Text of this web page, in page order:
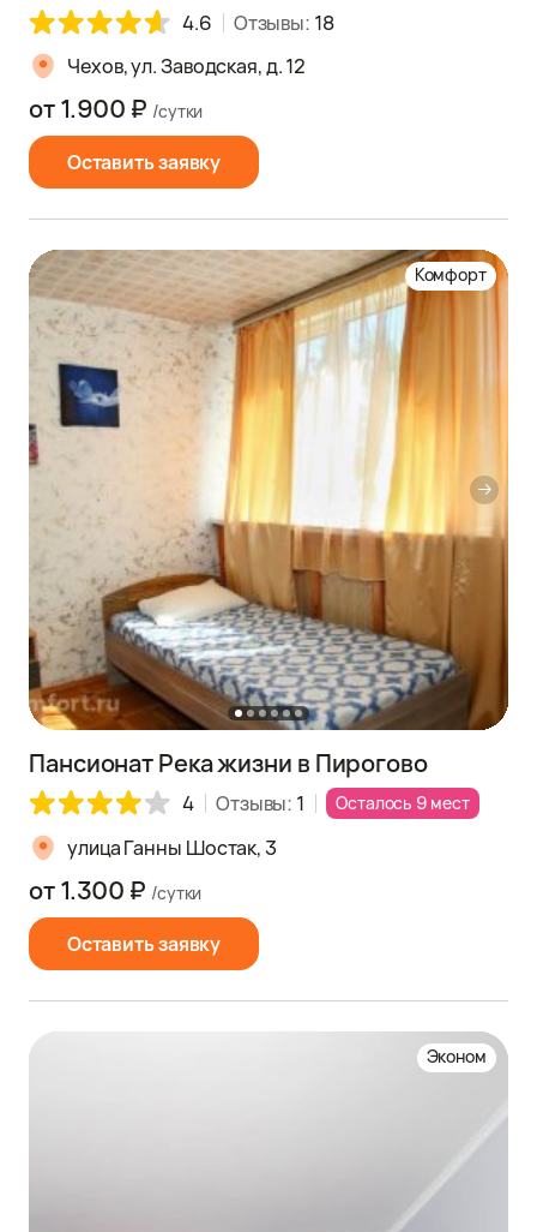
4.6 Отзывы: 18
Чехов, ул. Заводская, д. 12
Оставить заявку
от 1.900 ₽ /сутки
Комфорт
Пансионат Река жизни в Пирогово
4 Отзывы: 1 Осталось 9 мест
улица Ганны Шостак, 3
Оставить заявку
от 1.300 ₽ /сутки
Эконом